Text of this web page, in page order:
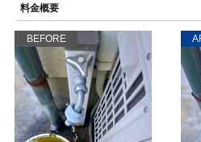
料金概要
BEFORE